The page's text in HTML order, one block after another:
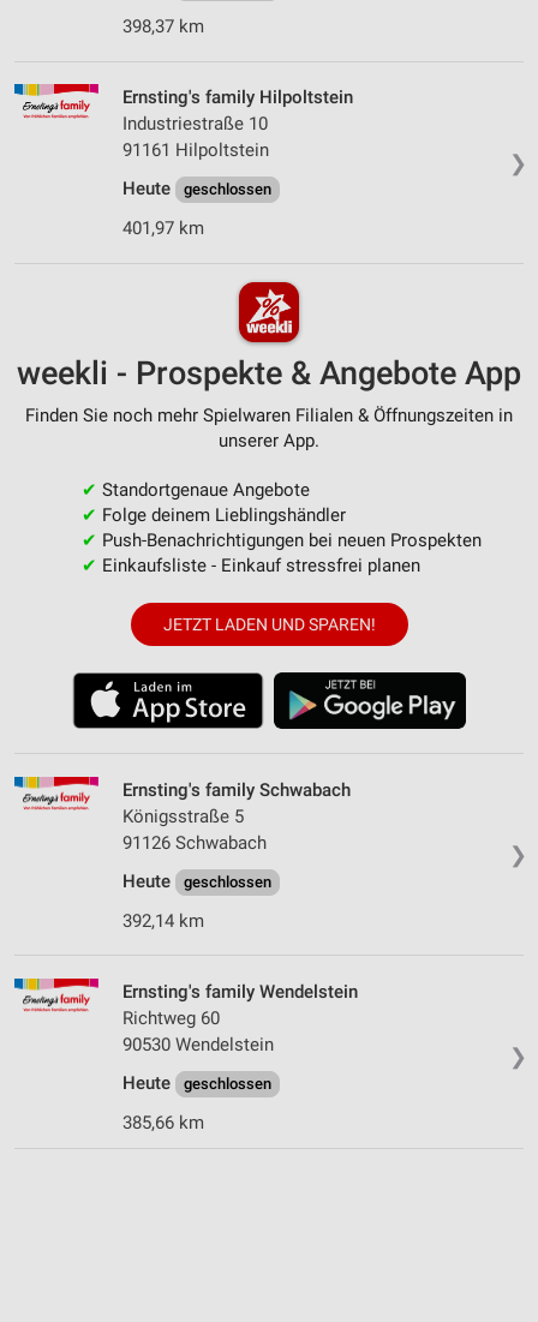
398,37 km
❯
Ernsting's family Hilpoltstein
Industriestraße 10
91161 Hilpoltstein
Heute
geschlossen
401,97 km
weekli - Prospekte & Angebote App
Finden Sie noch mehr Spielwaren Filialen & Öffnungszeiten in
unserer App.
✔ Standortgenaue Angebote
✔ Folge deinem Lieblingshändler
✔ Push-Benachrichtigungen bei neuen Prospekten
✔ Einkaufsliste - Einkauf stressfrei planen
JETZT LADEN UND SPAREN!
❯
Ernsting's family Schwabach
Königsstraße 5
91126 Schwabach
Heute
geschlossen
392,14 km
❯
Ernsting's family Wendelstein
Richtweg 60
90530 Wendelstein
Heute
geschlossen
385,66 km